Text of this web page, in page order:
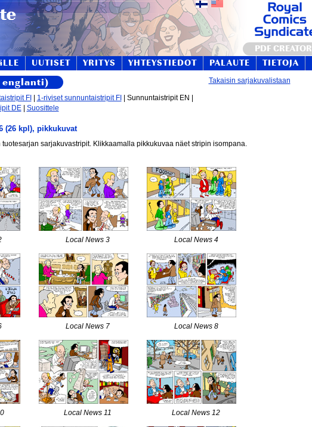
PDF CREATOR
UUTISET YRITYS YHTEYSTIEDOT PALAUTE TIETOJA
englanti) Takaisin sarjakuvalistaan
FI 1-riviset sunnuntaistripit FI
| Sunnuntaistripit EN |
DE| Suosittele
(26 kpl), pikkukuvat
sarjakuvastripit. Klikkaamalla pikkukuvaa näet stripin isompana.
Local News 3 Local News 4
Local News 7 Local News 8
Local News 11 Local News 12